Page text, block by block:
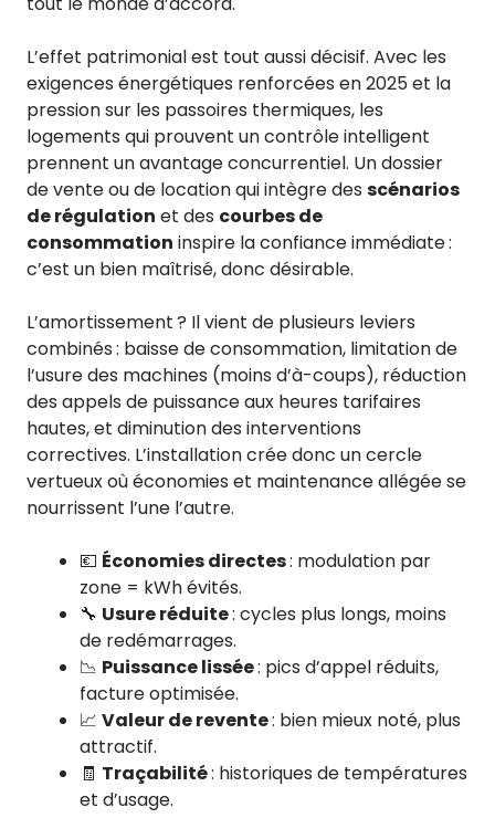
L’effet patrimonial est tout aussi décisif. Avec les
exigences énergétiques renforcées en 2025 et la
pression sur les passoires thermiques, les
logements qui prouvent un contrôle intelligent
prennent un avantage concurrentiel. Un dossier
de vente ou de location qui intègre des scénarios
de régulation et des courbes de
consommation inspire la confiance immédiate :
c’est un bien maîtrisé, donc désirable.
L’amortissement ? Il vient de plusieurs leviers
combinés : baisse de consommation, limitation de
l’usure des machines (moins d’à-coups), réduction
des appels de puissance aux heures tarifaires
hautes, et diminution des interventions
correctives. L’installation crée donc un cercle
vertueux où économies et maintenance allégée se
nourrissent l’une l’autre.
💶 Économies directes: modulation par
zone = kWh évités.
🔧 Usure réduite: cycles plus longs, moins
de redémarrages.
📉 Puissance lissée: pics d’appel réduits,
facture optimisée.
📈 Valeur de revente: bien mieux noté, plus
attractif.
🧾 Traçabilité: historiques de températures
et d’usage.